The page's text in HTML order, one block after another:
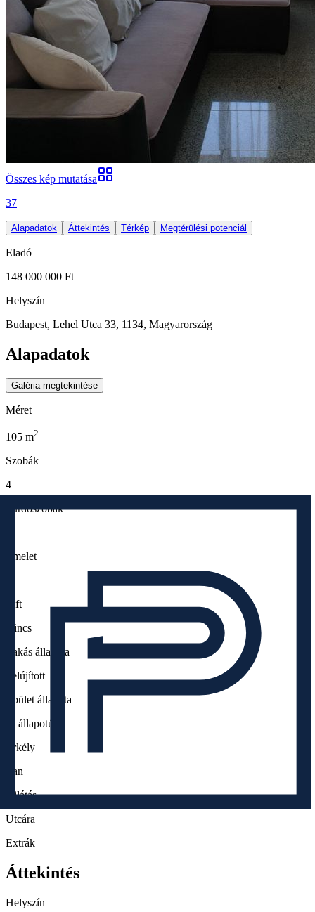
Összes kép mutatása
37
Alapadatok Áttekintés Térkép Megtérülési potenciál
Eladó
148 000 000 Ft
Helyszín
Budapest, Lehel Utca 33, 1134, Magyarország
Alapadatok
Galéria megtekintése
Méret
105 m2
Szobák
4
Fürdőszobák
Emelet
Lift
Nincs
Lakás állapota
Felújított
Épület állapota
Jó állapotú
Erkély
Van
Kilátás
Utcára
Extrák
Áttekintés
Helyszín